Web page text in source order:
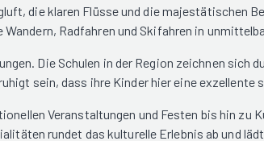
die klaren Flüsse und die majestätischen
Radfahren und Skifahren in
Die Schulen in der Region zeichnen sich
sein, dass ihre Kinder hier eine exzellente
Veranstaltungen und Festen bis hin
rundet das kulturelle Erlebnis ab und